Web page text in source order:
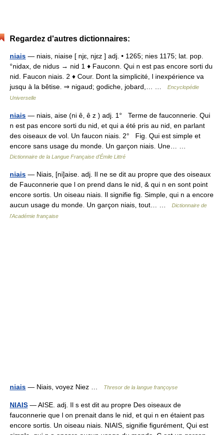
Regardez d'autres dictionnaires:
niais — niais, niaise [ njɛ, njɛz ] adj. • 1265; nies 1175; lat. pop.
°nidax, de nidus → nid 1 ♦ Fauconn. Qui n est pas encore sorti du
nid. Faucon niais. 2 ♦ Cour. Dont la simplicité, l inexpérience va
jusqu à la bêtise. ⇒ nigaud; godiche, jobard,… …
Encyclopédie
Universelle
niais — niais, aise (ni ê, ê z ) adj. 1° Terme de fauconnerie. Qui
n est pas encore sorti du nid, et qui a été pris au nid, en parlant
des oiseaux de vol. Un faucon niais. 2° Fig. Qui est simple et
encore sans usage du monde. Un garçon niais. Une… …
Dictionnaire de la Langue Française d'Émile Littré
niais — Niais, [ni]aise. adj. Il ne se dit au propre que des oiseaux
de Fauconnerie que l on prend dans le nid, & qui n en sont point
encore sortis. Un oiseau niais. Il signifie fig. Simple, qui n a encore
aucun usage du monde. Un garçon niais, tout… …
Dictionnaire de
l'Académie française
niais — Niais, voyez Niez … Thresor de la langue françoyse
NIAIS — AISE. adj. Il s est dit au propre Des oiseaux de
fauconnerie que l on prenait dans le nid, et qui n en étaient pas
encore sortis. Un oiseau niais. NIAIS, signifie figurément, Qui est